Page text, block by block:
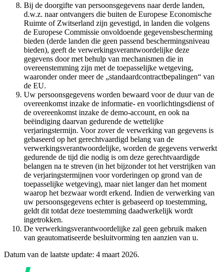
Bij de doorgifte van persoonsgegevens naar derde landen,
d.w.z. naar ontvangers die buiten de Europese Economische
Ruimte of Zwitserland zijn gevestigd, in landen die volgens
de Europese Commissie onvoldoende gegevensbescherming
bieden (derde landen die geen passend beschermingsniveau
bieden), geeft de verwerkingsverantwoordelijke deze
gegevens door met behulp van mechanismen die in
overeenstemming zijn met de toepasselijke wetgeving,
waaronder onder meer de „standaardcontractbepalingen“ van
de EU.
Uw persoonsgegevens worden bewaard voor de duur van de
overeenkomst inzake de informatie- en voorlichtingsdienst of
de overeenkomst inzake de demo-account, en ook na
beëindiging daarvan gedurende de wettelijke
verjaringstermijn. Voor zover de verwerking van gegevens is
gebaseerd op het gerechtvaardigd belang van de
verwerkingsverantwoordelijke, worden de gegevens verwerkt
gedurende de tijd die nodig is om deze gerechtvaardigde
belangen na te streven (in het bijzonder tot het verstrijken van
de verjaringstermijnen voor vorderingen op grond van de
toepasselijke wetgeving), maar niet langer dan het moment
waarop het bezwaar wordt erkend. Indien de verwerking van
uw persoonsgegevens echter is gebaseerd op toestemming,
geldt dit totdat deze toestemming daadwerkelijk wordt
ingetrokken.
De verwerkingsverantwoordelijke zal geen gebruik maken
van geautomatiseerde besluitvorming ten aanzien van u.
Datum van de laatste update: 4 maart 2026.